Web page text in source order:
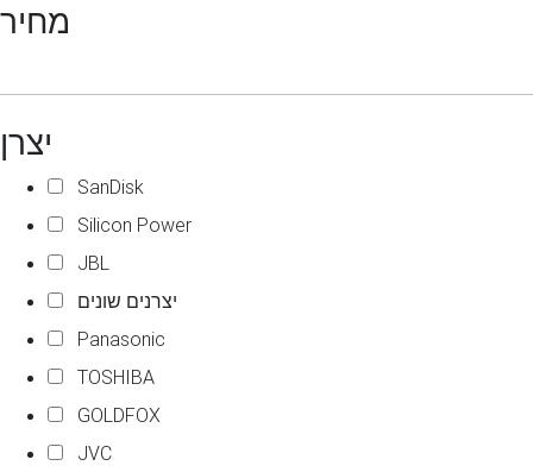
מחיר
יצרן
SanDisk
Silicon Power
JBL
יצרנים שונים
Panasonic
TOSHIBA
GOLDFOX
JVC